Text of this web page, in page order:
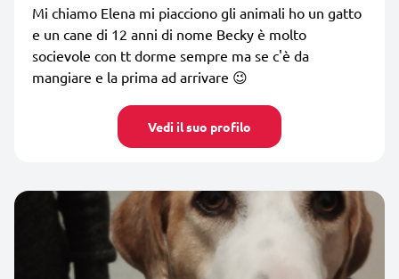
Mi chiamo Elena mi piacciono gli animali ho un gatto
e un cane di 12 anni di nome Becky è molto
socievole con tt dorme sempre ma se c'è da
mangiare e la prima ad arrivare 😉
Vedi il suo profilo